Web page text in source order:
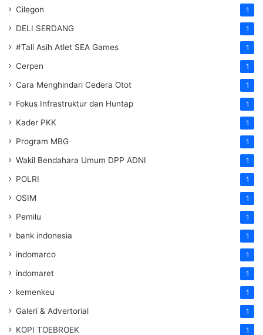
Cilegon 1
DELI SERDANG 1
#Tali Asih Atlet SEA Games 1
Cerpen 1
Cara Menghindari Cedera Otot 1
Fokus Infrastruktur dan Huntap 1
Kader PKK 1
Program MBG 1
Wakil Bendahara Umum DPP ADNI 1
POLRI 1
OSIM 1
Pemilu 1
bank indonesia 1
indomarco 1
indomaret 1
kemenkeu 1
Galeri & Advertorial 1
KOPI TOEBROEK 1